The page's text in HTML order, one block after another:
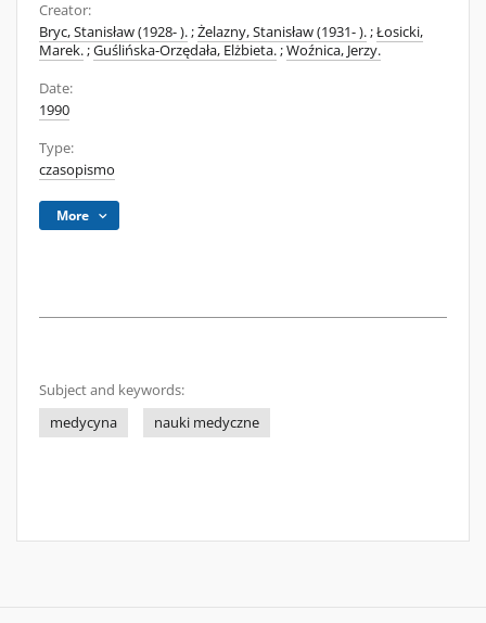
Creator:
Bryc, Stanisław (1928- ).;Żelazny, Stanisław (1931- ).;Łosicki,
Marek.;Guślińska-Orzędała, Elżbieta.;Woźnica, Jerzy.
Date:
1990
Type:
czasopismo
More
Subject and keywords:
medycyna
nauki medyczne